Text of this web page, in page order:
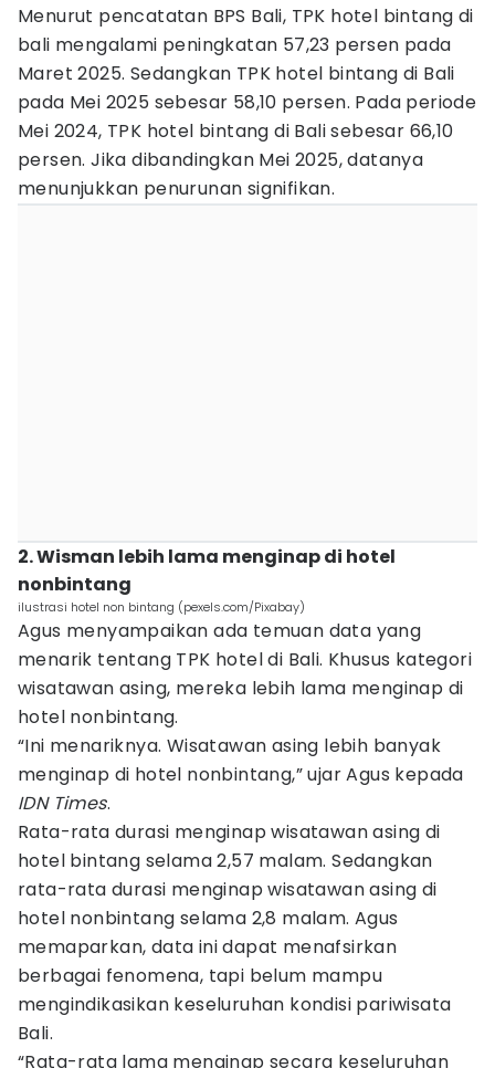
Menurut pencatatan BPS Bali, TPK hotel bintang di
bali mengalami peningkatan 57,23 persen pada
Maret 2025. Sedangkan TPK hotel bintang di Bali
pada Mei 2025 sebesar 58,10 persen. Pada periode
Mei 2024, TPK hotel bintang di Bali sebesar 66,10
persen. Jika dibandingkan Mei 2025, datanya
menunjukkan penurunan signifikan.
2. Wisman lebih lama menginap di hotel
nonbintang
ilustrasi hotel non bintang (pexels.com/Pixabay)
Agus menyampaikan ada temuan data yang
menarik tentang TPK hotel di Bali. Khusus kategori
wisatawan asing, mereka lebih lama menginap di
hotel nonbintang.
“Ini menariknya. Wisatawan asing lebih banyak
menginap di hotel nonbintang,” ujar Agus kepada
IDN Times.
Rata-rata durasi menginap wisatawan asing di
hotel bintang selama 2,57 malam. Sedangkan
rata-rata durasi menginap wisatawan asing di
hotel nonbintang selama 2,8 malam. Agus
memaparkan, data ini dapat menafsirkan
berbagai fenomena, tapi belum mampu
mengindikasikan keseluruhan kondisi pariwisata
Bali.
“Rata-rata lama menginap secara keseluruhan